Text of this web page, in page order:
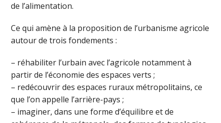
de l’alimentation.
Ce qui amène à la proposition de l’urbanisme agricole
autour de trois fondements :
– réhabiliter l’urbain avec l’agricole notamment à
partir de l’économie des espaces verts ;
– redécouvrir des espaces ruraux métropolitains, ce
que l’on appelle l’arrière-pays ;
– imaginer, dans une forme d’équilibre et de